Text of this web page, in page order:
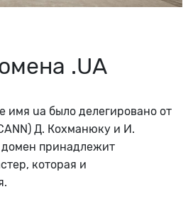
.UA
имя ua было делегировано от
Д. Кохманюку и И.
принадлежит
которая и